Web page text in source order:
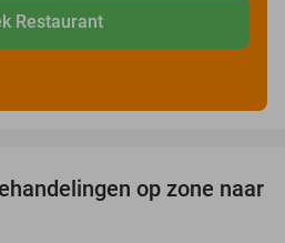
Restaurant
72%
op zone naar